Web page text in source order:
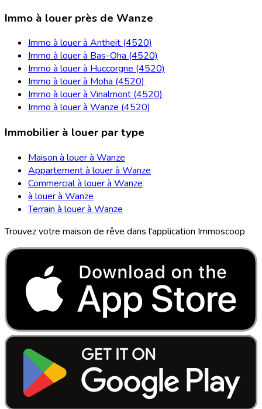
Immo à louer près de Wanze
Immo à louer à Antheit (4520)
Immo à louer à Bas-Oha (4520)
Immo à louer à Huccorgne (4520)
Immo à louer à Moha (4520)
Immo à louer à Vinalmont (4520)
Immo à louer à Wanze (4520)
Immobilier à louer par type
Maison à louer à Wanze
Appartement à louer à Wanze
Commercial à louer à Wanze
à louer à Wanze
Terrain à louer à Wanze
Trouvez votre maison de rêve dans l'application Immoscoop